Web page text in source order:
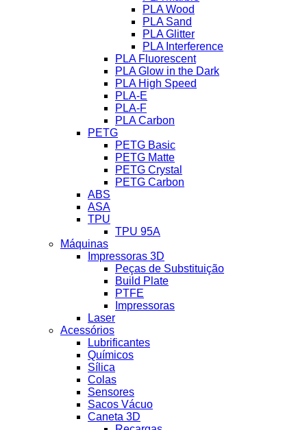
PLA Wood
PLA Sand
PLA Glitter
PLA Interference
PLA Fluorescent
PLA Glow in the Dark
PLA High Speed
PLA-E
PLA-F
PLA Carbon
PETG
PETG Basic
PETG Matte
PETG Crystal
PETG Carbon
ABS
ASA
TPU
TPU 95A
Máquinas
Impressoras 3D
Peças de Substituição
Build Plate
PTFE
Impressoras
Laser
Acessórios
Lubrificantes
Químicos
Sílica
Colas
Sensores
Sacos Vácuo
Caneta 3D